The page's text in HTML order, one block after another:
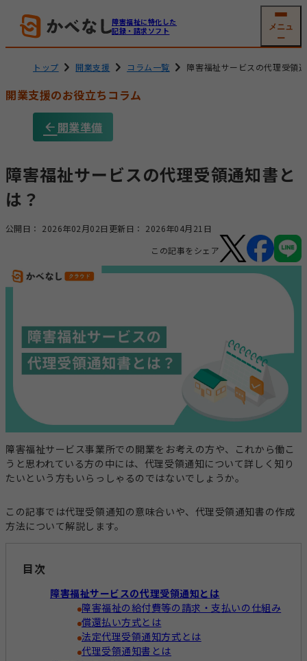
障害福祉に特化した
記録・請求ソフト
メニュ
ー
就労系サービス
ソフトの機能
情報管理
支援記録・
帳票作成
国保連請求
その他機能
サービス詳細
事業計画立案支援
法人設立 指定申請代行
集客支援
求人広告掲載・人材紹介
その他のサービス
レンタルスマホ レンタルタブレット
お役立ちコラム
セミナー・イベント
情報トップ
サービス種別ごとのコラムを探す
就労系サービス 相談支援
生活介護
テーマからコラムを探す
経営運営
トップ 開業支援 コラム一覧 障害福祉サービスの代理受領
開業支援のお役立ちコラム
開業準備
障害福祉サービスの代理受領通知書と
は？
公開日： 2026年02月02日 更新日： 2026年04月21日
この記事をシェア
障害福祉サービス事業所での開業をお考えの方や、これから働こ
うと思われている方の中には、代理受領通知について詳しく知り
たいという方もいらっしゃるのではないでしょうか。
この記事では代理受領通知の意味合いや、代理受領通知書の作成
方法について解説します。
目次
障害福祉サービスの代理受領通知とは
障害福祉の給付費等の請求・支払いの仕組み
償還払い方式とは
法定代理受領通知方式とは
代理受領通知書とは